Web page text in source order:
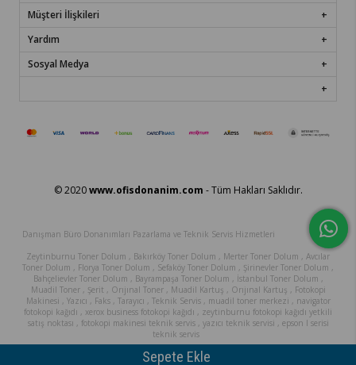
Müşteri İlişkileri
Yardım
Sosyal Medya
© 2020www.ofisdonanim.com - Tüm Hakları Saklıdır.
Danışman Büro Donanımları Pazarlama ve Teknik Servis Hizmetleri
Zeytinburnu Toner Dolum , Bakırköy Toner Dolum , Merter Toner Dolum , Avcılar
Toner Dolum , Florya Toner Dolum , Sefaköy Toner Dolum , Şirinevler Toner Dolum ,
Bahçelievler Toner Dolum , Bayrampaşa Toner Dolum , İstanbul Toner Dolum ,
Muadil Toner , Şerit , Orıjınal Toner , Muadil Kartuş , Orıjınal Kartuş , Fotokopi
Makinesi , Yazıcı , Faks , Tarayıcı , Teknik Servis , muadil toner merkezi , navigator
fotokopi kağıdı , xerox business fotokopi kağıdı , zeytinburnu fotokopi kağıdı yetkili
satış noktası , fotokopi makinesi teknik servis , yazıcı teknik servisi , epson l serisi
teknik servis